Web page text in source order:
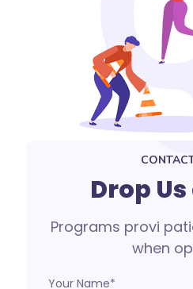
Drop
Programs provi
when